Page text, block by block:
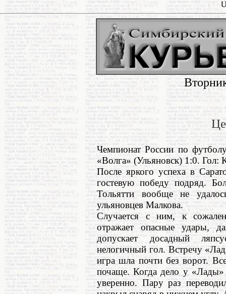
Чемпионат России по
«Волга» (Ульяновск) 1:0. Гол:
После яркого успеха в
гостевую победу подряд.
Тольятти вообще не
ульяновцев Малкова.
Случается с ним, к
отражает опасные удары,
допускает досадный
нелогичный гол. Встречу
игра шла почти без ворот.
почаще. Когда дело у «Лады»
уверенно. Пару раз